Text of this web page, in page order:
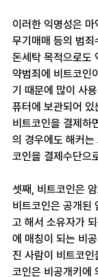
이러한 익명성은
무기매매 등의 범
돈세탁 목적으로도
약범죄에 비트코인
기 때문에 많이 사
퓨터에 보관되어
비트코인을 결제하
의 경우에도 해커
코인을 결제수단으
셋째, 비트코인은
비트코인은 공개된
고 해서 소유자가
에 매칭이 되는 비
진 사람이 비트코
코인은 비공개키에